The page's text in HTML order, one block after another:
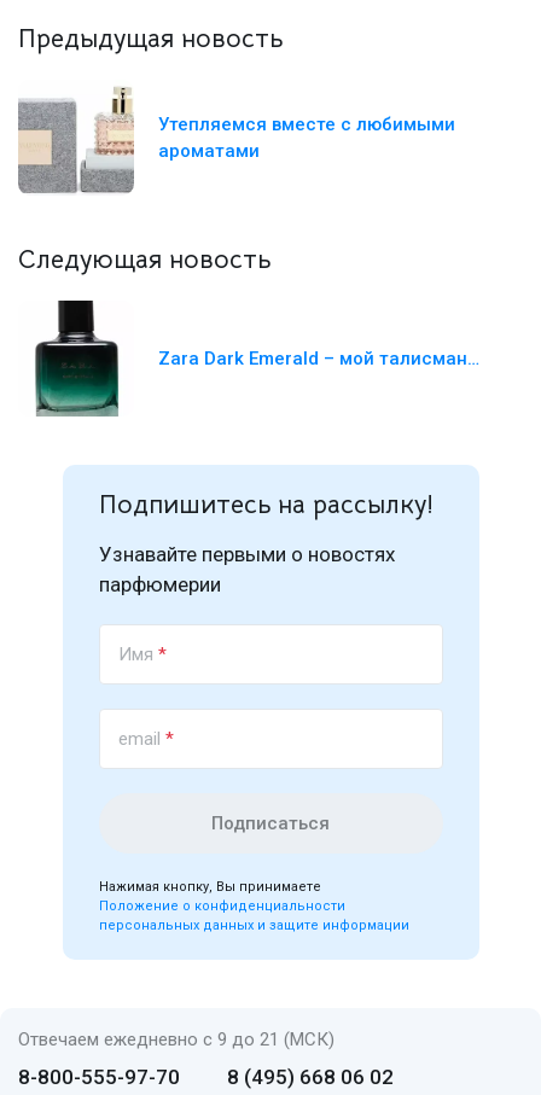
Предыдущая новость
Утепляемся вместе с любимыми
ароматами
Следующая новость
Zara Dark Emerald – мой талисман…
Подпишитесь на рассылку!
Узнавайте первыми о новостях
парфюмерии
Имя *
email *
Подписаться
Нажимая кнопку, Вы принимаете
Положение о конфиденциальности
персональных данных и защите информации
Отвечаем ежедневно с 9 до 21 (МСК)
8-800-555-97-70 8 (495) 668 06 02